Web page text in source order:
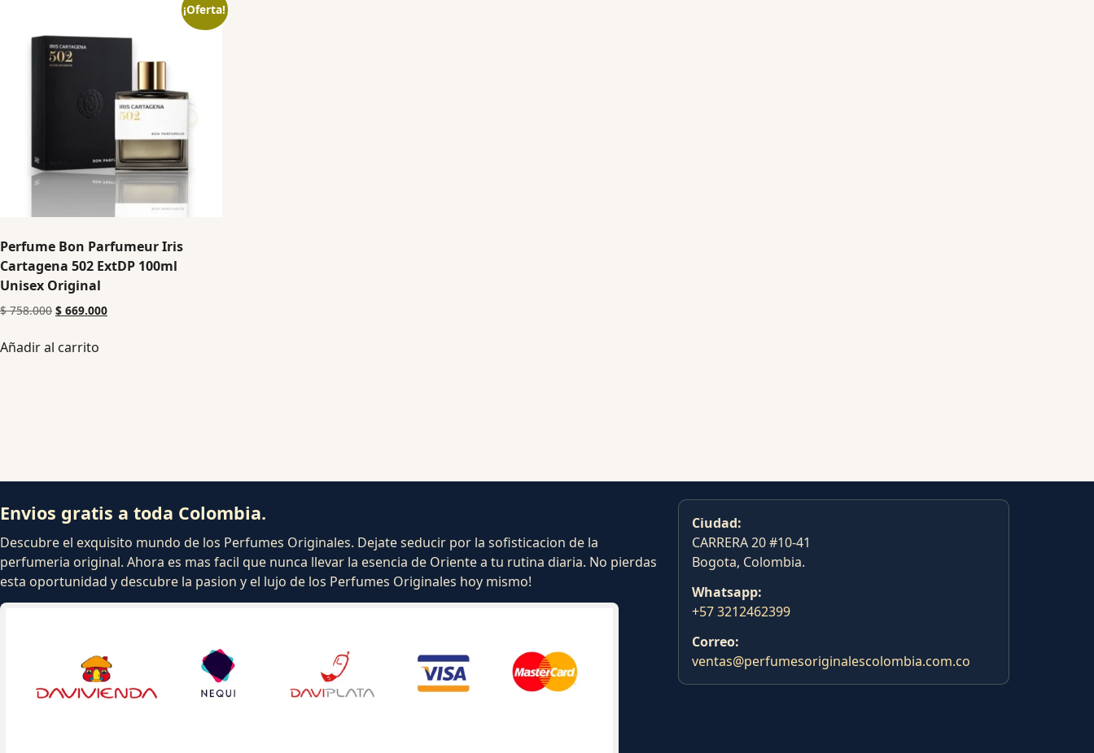
¡Oferta!
Perfume Bon Parfumeur Iris
Cartagena 502 ExtDP 100ml
Unisex Original
$758.000 $ 669.000
Añadir al carrito
Envios gratis a toda Colombia.
Descubre el exquisito mundo de los Perfumes Originales. Dejate seducir por la sofisticacion de la
perfumeria original. Ahora es mas facil que nunca llevar la esencia de Oriente a tu rutina diaria. No pierdas
esta oportunidad y descubre la pasion y el lujo de los Perfumes Originales hoy mismo!
Ciudad:
CARRERA 20 #10-41
Bogota, Colombia.
Whatsapp:
+57 3212462399
Correo:
ventas@perfumesoriginalescolombia.com.co